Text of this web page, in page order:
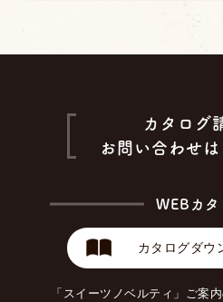
カタログ
お問い合わせは
WEBカタ
カタログダウ
「スイーツノベルティ」ご案